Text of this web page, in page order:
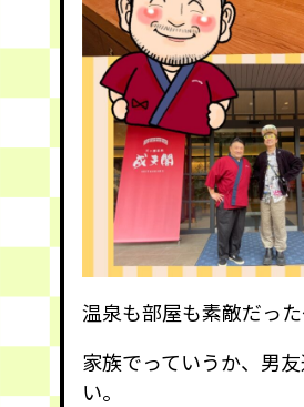
温泉も部屋も素敵だっ
家族でっていうか、男
い。